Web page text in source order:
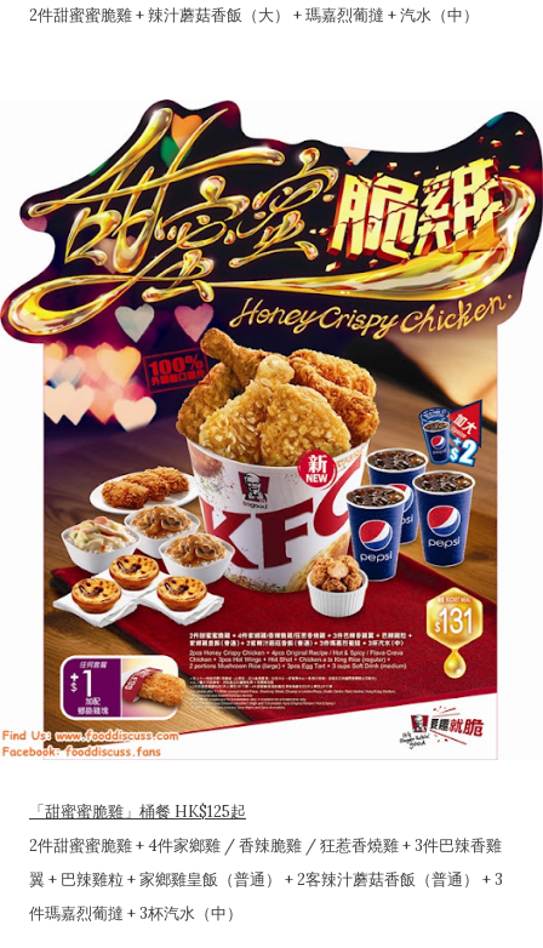
2件甜蜜蜜脆雞 + 辣汁蘑菇香飯（大） + 瑪嘉烈葡撻 + 汽水（中）
「甜蜜蜜脆雞」桶餐 HK$125起
2件甜蜜蜜脆雞 + 4件家鄉雞 / 香辣脆雞 / 狂惹香燒雞 + 3件巴辣香雞
翼 + 巴辣雞粒 + 家鄉雞皇飯（普通） + 2客辣汁蘑菇香飯（普通） + 3
件瑪嘉烈葡撻 + 3杯汽水（中）